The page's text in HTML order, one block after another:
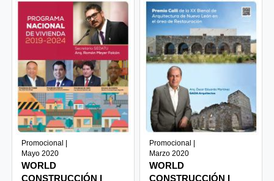
Promocional |
Mayo 2020
WORLD
CONSTRUCCIÓN I
Promocional |
Marzo 2020
WORLD
CONSTRUCCIÓN I